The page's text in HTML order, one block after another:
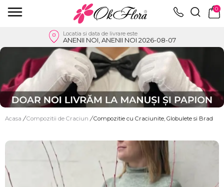
0
Locatia si data de livrare este
ANENII NOI, ANENII NOI 2026-08-07
Acasa / Compozitii de Craciun / Compozitie cu Craciunite, Globulete si Brad